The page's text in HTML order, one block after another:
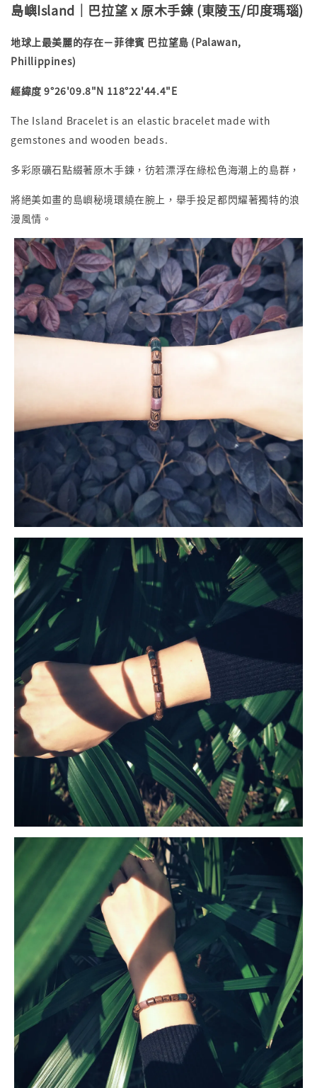
島嶼Island｜巴拉望 x 原木手鍊 (東陵玉/印度瑪瑙)
地球上最美麗的存在－菲律賓 巴拉望島 (Palawan,
Phillippines)
經緯度 9°26'09.8"N 118°22'44.4"E
The Island Bracelet is an elastic bracelet made with
gemstones and wooden beads.
多彩原礦石點綴著原木手鍊，彷若漂浮在綠松色海潮上的島群，
將絕美如畫的島嶼秘境環繞在腕上， 舉手投足都閃耀著獨特的浪
漫風情。